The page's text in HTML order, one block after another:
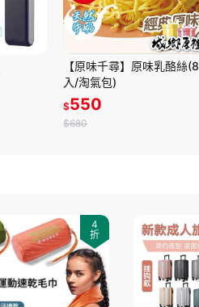
【原味千尋】原味乳酪絲(8
入/淘氣包)
$550
$680
4
折